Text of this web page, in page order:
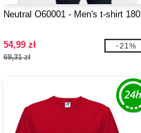
Neutral O60001 - Men's t-shirt 180
54,99 zł
69,31 zł
-21%